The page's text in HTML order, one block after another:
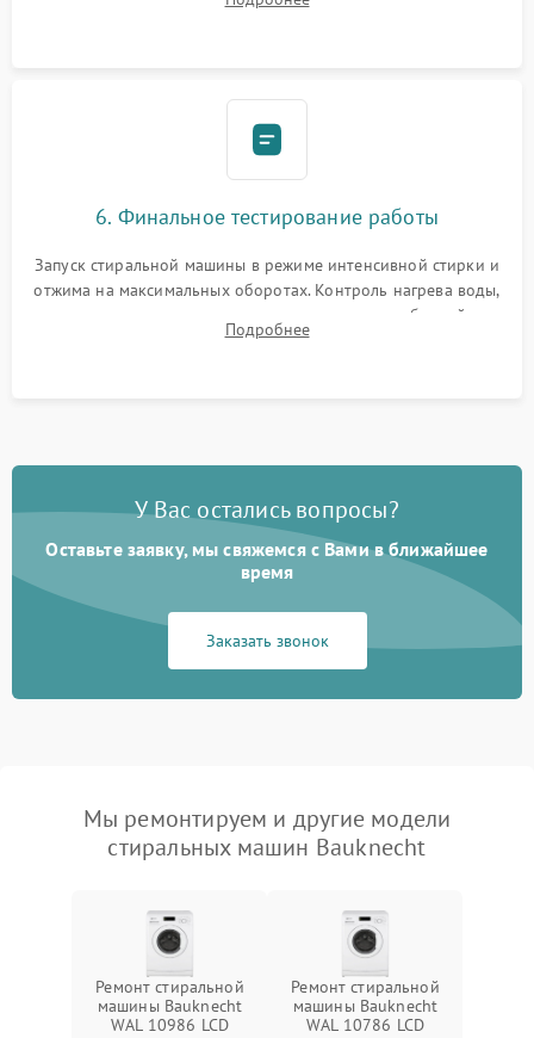
герметиком для предотвращения возможных протечек воды.
6. Финальное тестирование работы
Запуск стиральной машины в режиме интенсивной стирки и
отжима на максимальных оборотах. Контроль нагрева воды,
корректности слива, отсутствия излишних вибраций,
посторонних стуков и протечек под корпусом.
Подробнее
У Вас остались вопросы?
Оставьте заявку, мы свяжемся с Вами в ближайшее
время
Заказать звонок
Мы ремонтируем и другие модели
стиральных машин Bauknecht
Ремонт стиральной
машины Bauknecht
WAL 10986 LCD
Ремонт стиральной
машины Bauknecht
WAL 10786 LCD